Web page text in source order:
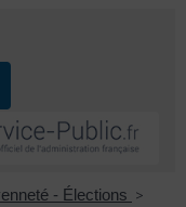
- Élections >